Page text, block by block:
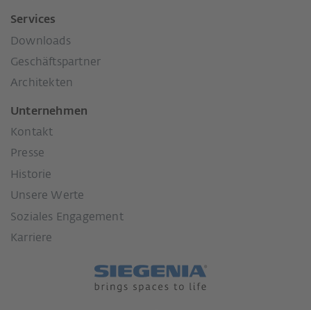
Services
Downloads
Geschäftspartner
Architekten
Unternehmen
Kontakt
Presse
Historie
Unsere Werte
Soziales Engagement
Karriere